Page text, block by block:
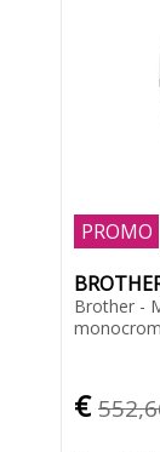
Brother -
€
PROMO